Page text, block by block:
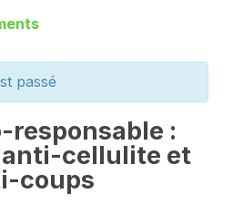
passé
responsable :
anti-cellulite et
coups